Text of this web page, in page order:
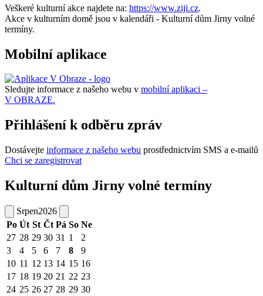
Veškeré kulturní akce najdete na: https://www.ziji.cz.
Akce v kulturním domě jsou v kalendáři - Kulturní dům Jirny volné
termíny.
Mobilní aplikace
Sledujte informace z našeho webu v mobilní aplikaci –
V OBRAZE.
Přihlášení k odběru zpráv
Dostávejte informace z našeho webu prostřednictvím SMS a e-mailů
Chci se zaregistrovat
Kulturní dům Jirny volné termíny
Srpen2026
Po Út St Čt Pá So Ne
27 28 29 30 31 1
2
3
4 5 6 7 8
9
10 11 12 13 14 15 16
17 18 19 20 21 22 23
24 25 26 27 28 29 30